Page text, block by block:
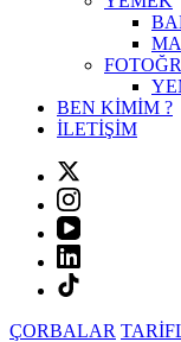
BEN KİMİM ?
İLETİŞİM
ÇORBALAR